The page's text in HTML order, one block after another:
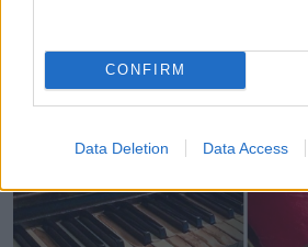
CONFIRM
Data Deletion Data Access
fénye soha nem